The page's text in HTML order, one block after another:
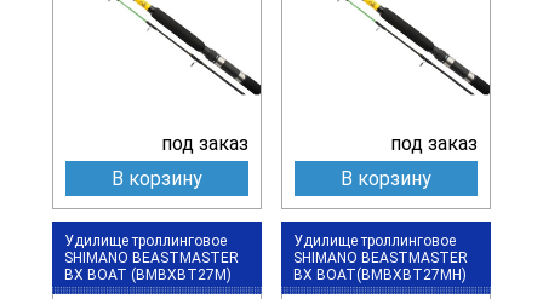
под заказ
В корзину
под заказ
В корзину
Удилище троллинговое
SHIMANO BEASTMASTER
BX BOAT (BMBXBT27M)
Удилище троллинговое
SHIMANO BEASTMASTER
BX BOAT(BMBXBT27MH)